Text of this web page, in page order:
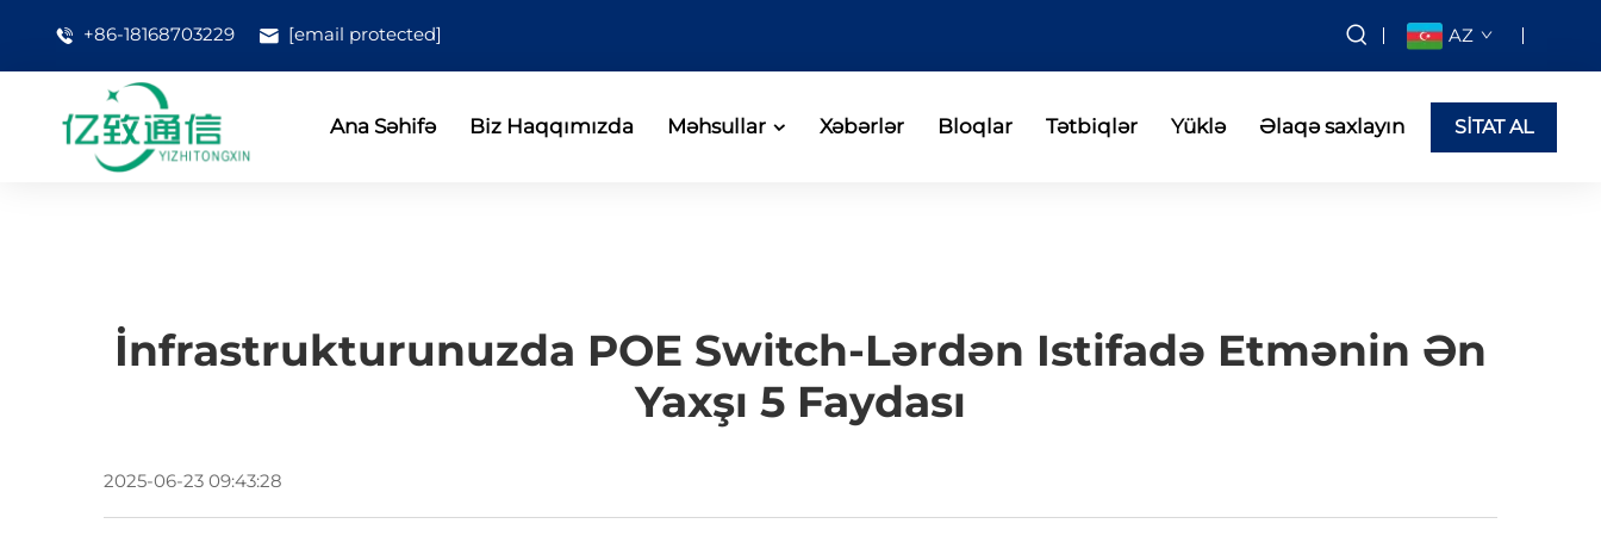
+86-18168703229 [email protected] AZ
Ana Səhifə Biz Haqqımızda Məhsullar Xəbərlər Bloqlar Tətbiqlər Yüklə Əlaqə saxlayın SİTAT AL
İnfrastrukturunuzda POE Switch-Lərdən Istifadə Etmənin Ən
Yaxşı 5 Faydası
2025-06-23 09:43:28